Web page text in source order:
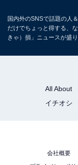
国内外のSNSで話題の人
だけでちょっと得する、
きゃ）損」ニュースが盛り
All About
イチオシ
会社概要